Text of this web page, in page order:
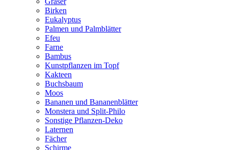
Birken
Eukalyptus
Palmen und Palmblätter
Efeu
Farne
Bambus
Kunstpflanzen im Topf
Kakteen
Buchsbaum
Moos
Bananen und Bananenblätter
Monstera und Split-Philo
Sonstige Pflanzen-Deko
Laternen
Fächer
Schirme